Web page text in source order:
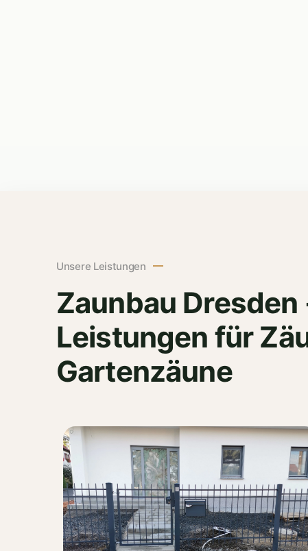
Unsere Leistungen
Zaunbau Dresden
Leistungen für
Gartenzäune